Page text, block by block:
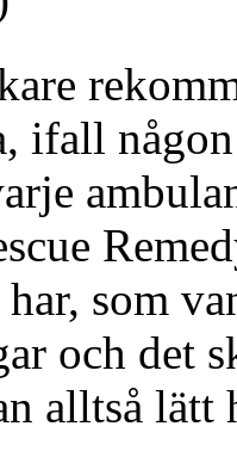
ifall
som
och det
alltså lätt